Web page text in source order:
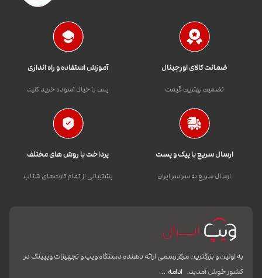
ضمانت کالای اورجینال
تضمین بهترین قیمت
آموزش استفاده و راه اندازی
پس با خیال آسوده خرید کنید
ارسال سریع با پیک و پست
ارسال سریع به سراسر ایران
پرداخت با روش های مختلف
پشتیبانی از تمام کارت‌های شتاب
به اولین و بزرگترین مرکز رسمی ارائه دهنده دستگاه ویپ و تجهیزات ویپینگ در
کشور خوش آمدید. ادامه…